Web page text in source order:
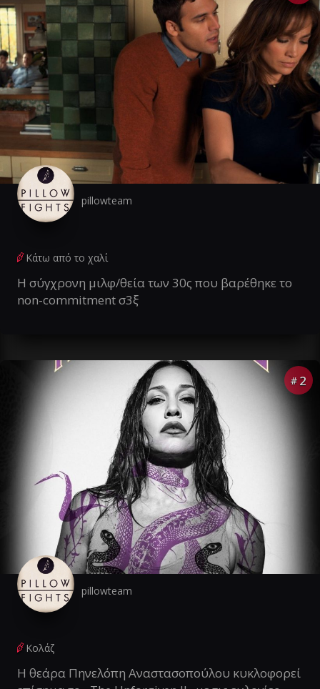
pillowteam
Κάτω από το χαλί
Η σύγχρονη μιλφ/θεία των 30ς που βαρέθηκε το
non-commitment σ3ξ
# 2
pillowteam
Κολάζ
Η θεάρα Πηνελόπη Αναστασοπούλου κυκλοφορεί